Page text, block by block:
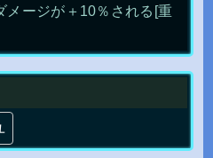
メージが＋10％される[重